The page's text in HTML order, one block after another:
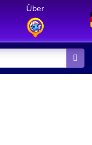
Über